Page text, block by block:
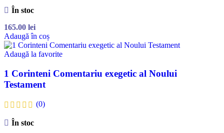
În stoc
165.00 lei
Adaugă în coș
Adaugă la favorite
1 Corinteni Comentariu exegetic al Noului
Testament
(0)
În stoc